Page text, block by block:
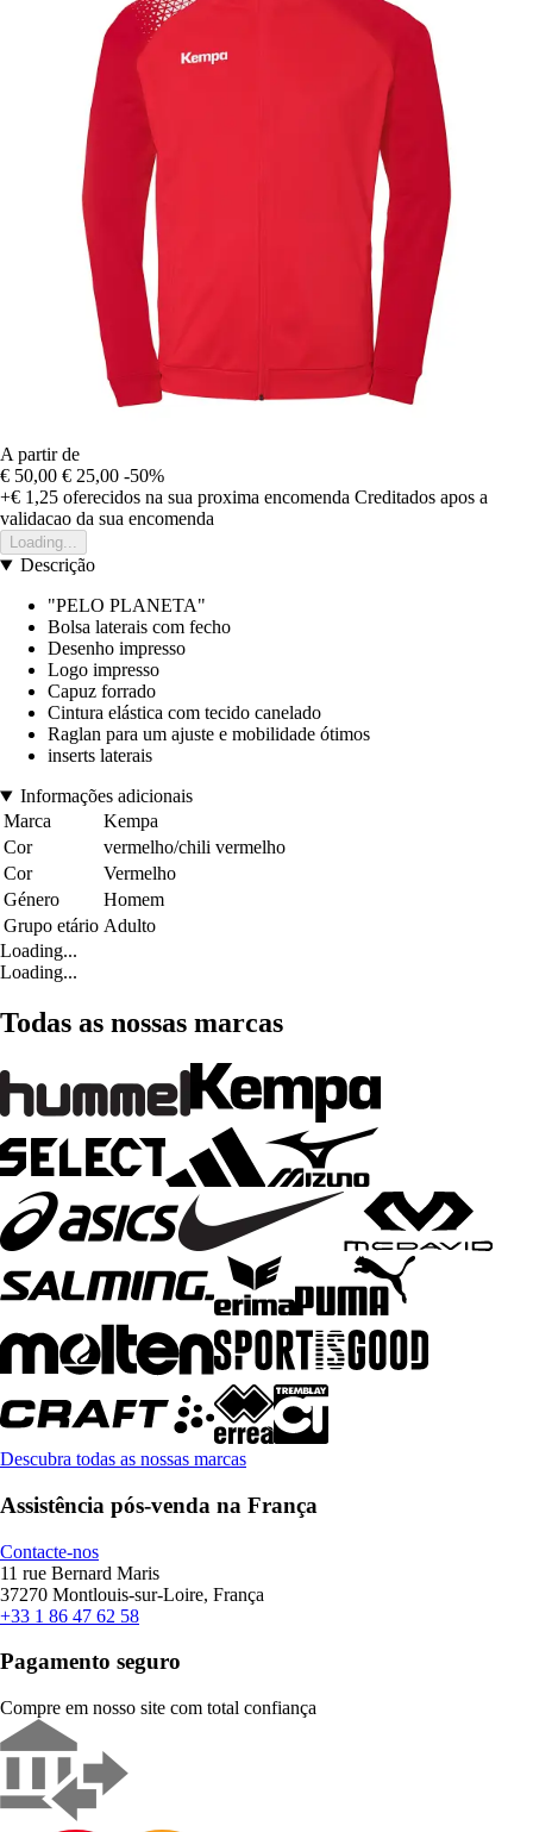
A partir de
€ 50,00 € 25,00 -50%
+€ 1,25 oferecidos na sua proxima encomenda Creditados apos a
validacao da sua encomenda
Loading...
Descrição
"PELO PLANETA"
Bolsa laterais com fecho
Desenho impresso
Logo impresso
Capuz forrado
Cintura elástica com tecido canelado
Raglan para um ajuste e mobilidade ótimos
inserts laterais
Informações adicionais
Marca
Kempa
Cor
vermelho/chili vermelho
Cor
Vermelho
Género
Homem
Grupo etário Adulto
Loading...
Loading...
Todas as nossas marcas
Descubra todas as nossas marcas
Assistência pós-venda na França
Contacte-nos
11 rue Bernard Maris
37270 Montlouis-sur-Loire, França
+33 1 86 47 62 58
Pagamento seguro
Compre em nosso site com total confiança